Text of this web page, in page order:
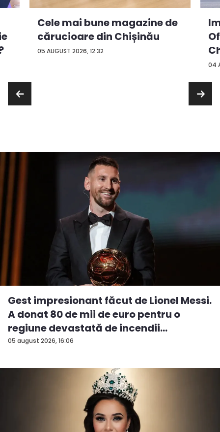
05 AUGUST 2026, 12:32
Cele mai bune magazine de
cărucioare din Chișinău
04
05 august 2026, 16:06
Gest impresionant făcut de Lionel Messi.
A donat 80 de mii de euro pentru o
regiune devastată de incendii